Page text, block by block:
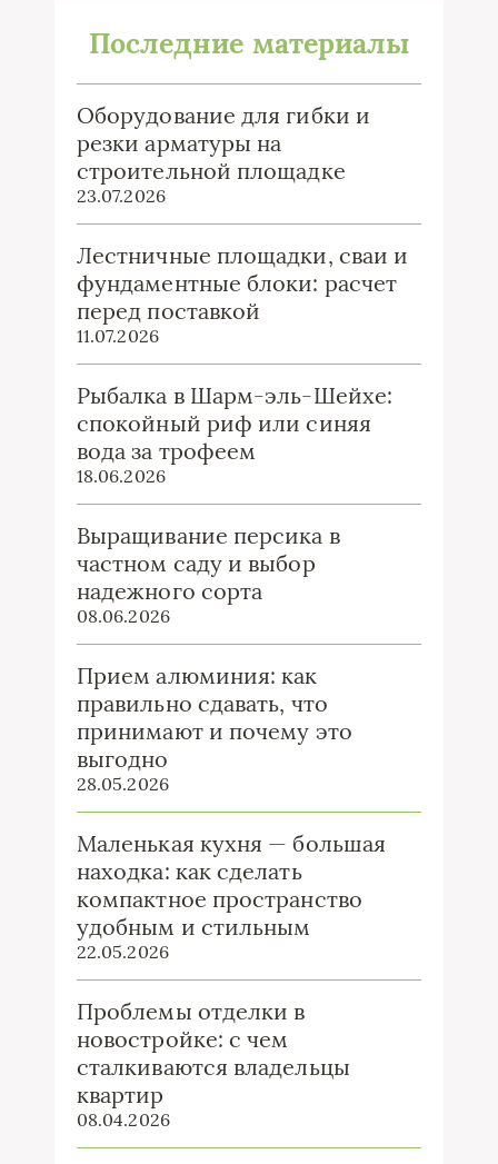
Последние материалы
Оборудование для гибки и
резки арматуры на
строительной площадке
23.07.2026
Лестничные площадки, сваи и
фундаментные блоки: расчет
перед поставкой
11.07.2026
Рыбалка в Шарм-эль-Шейхе:
спокойный риф или синяя
вода за трофеем
18.06.2026
Выращивание персика в
частном саду и выбор
надежного сорта
08.06.2026
Прием алюминия: как
правильно сдавать, что
принимают и почему это
выгодно
28.05.2026
Маленькая кухня — большая
находка: как сделать
компактное пространство
удобным и стильным
22.05.2026
Проблемы отделки в
новостройке: с чем
сталкиваются владельцы
квартир
08.04.2026